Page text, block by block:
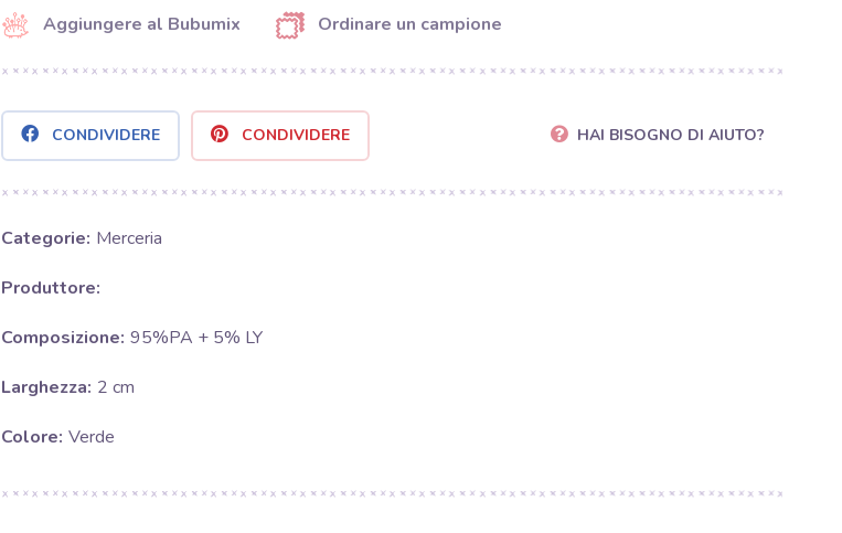
Aggiungere al Bubumix Ordinare un campione
CONDIVIDERE CONDIVIDERE HAI BISOGNO DI AIUTO?
Categorie: Merceria
Produttore:
Composizione: 95%PA + 5% LY
Larghezza: 2 cm
Colore: Verde